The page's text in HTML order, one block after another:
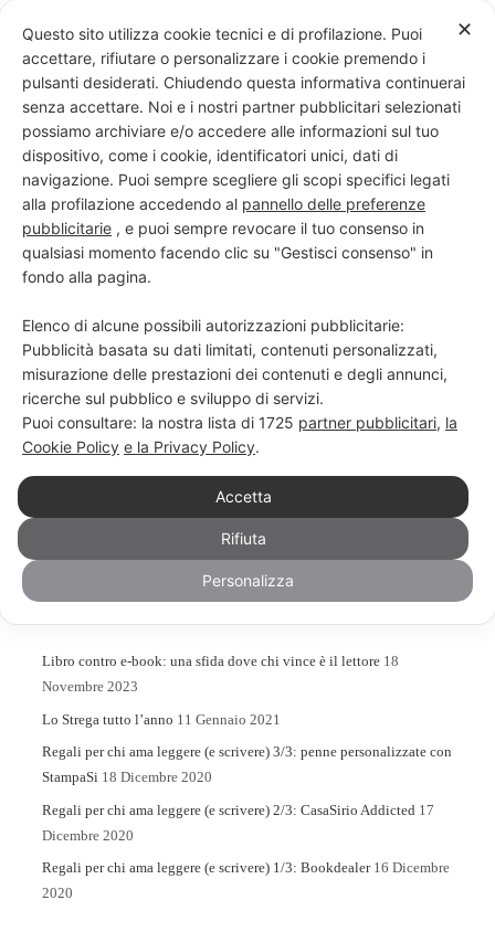
content
PROGETTO NERO SU BIANCO
Scuola di scrittura e creatività
Search
Libro contro e-book: una sfida dove chi vince è il lettore 18
Novembre 2023
Lo Strega tutto l’anno 11 Gennaio 2021
Regali per chi ama leggere (e scrivere) 3/3: penne personalizzate con
StampaSi 18 Dicembre 2020
Regali per chi ama leggere (e scrivere) 2/3: CasaSirio Addicted 17
Dicembre 2020
Regali per chi ama leggere (e scrivere) 1/3: Bookdealer 16 Dicembre
2020
✕
Questo sito utilizza cookie tecnici e di profilazione. Puoi
accettare, rifiutare o personalizzare i cookie premendo i
pulsanti desiderati. Chiudendo questa informativa continuerai
senza accettare. Noi e i nostri partner pubblicitari selezionati
possiamo archiviare e/o accedere alle informazioni sul tuo
dispositivo, come i cookie, identificatori unici, dati di
navigazione. Puoi sempre scegliere gli scopi specifici legati
alla profilazione accedendo al pannello delle preferenze
pubblicitarie , e puoi sempre revocare il tuo consenso in
qualsiasi momento facendo clic su "Gestisci consenso" in
fondo alla pagina.
Elenco di alcune possibili autorizzazioni pubblicitarie:
Pubblicità basata su dati limitati, contenuti personalizzati,
misurazione delle prestazioni dei contenuti e degli annunci,
ricerche sul pubblico e sviluppo di servizi.
Puoi consultare: la nostra lista di 1725 partner pubblicitari, la
Cookie Policy e la Privacy Policy.
Accetta
Rifiuta
Personalizza